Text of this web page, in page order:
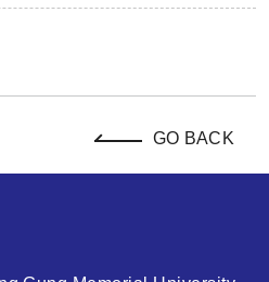
GO BACK